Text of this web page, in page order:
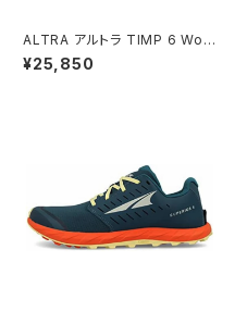
ALTRA アルトラ TIMP 6 Wom
en's / Black
¥25,850